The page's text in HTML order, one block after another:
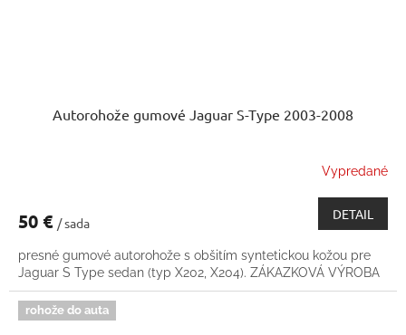
Autorohože gumové Jaguar S-Type 2003-2008
Vypredané
50 € / sada
DETAIL
presné gumové autorohože s obšitím syntetickou kožou pre
Jaguar S Type sedan (typ X202, X204). ZÁKAZKOVÁ VÝROBA
rohože do auta